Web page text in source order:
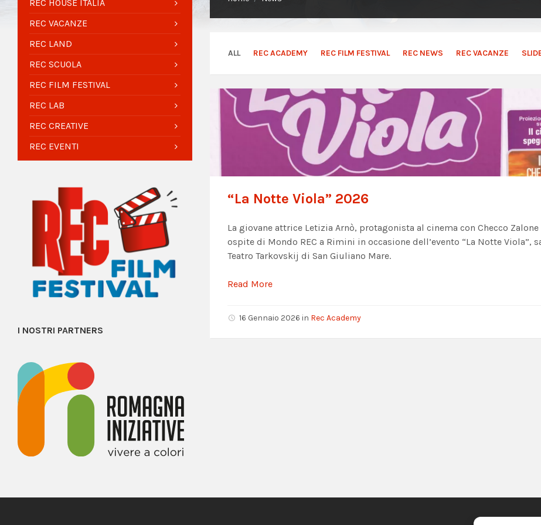
ALL REC ACADEMY REC FILM FESTIVAL REC NEWS REC VACANZE
“La Notte Viola” 2026
La giovane attrice Letizia Arnò, protagonista al cinema con Checco
ospite di Mondo REC a Rimini in occasione dell’evento “La Notte Viola”,
Teatro Tarkovskij di San Giuliano Mare.
Read More
16 Gennaio 2026in Rec Academy
REC HOUSE ITALIA
REC VACANZE
REC LAND
REC SCUOLA
REC FILM FESTIVAL
REC LAB
REC CREATIVE
REC EVENTI
I NOSTRI PARTNERS